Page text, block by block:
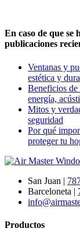
En caso de que se
publicaciones
Ventanas y
estética y
Beneficios de
energía,
Mitos y
seguridad
Por qué
proteger tu
San Juan |
Barceloneta |
Productos